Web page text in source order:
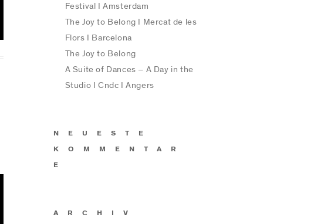
Festival I Amsterdam
The Joy to Belong I Mercat de les
Flors I Barcelona
The Joy to Belong
A Suite of Dances – A Day in the
Studio I Cndc I Angers
NEUESTE
KOMMENTAR
E
ARCHIV